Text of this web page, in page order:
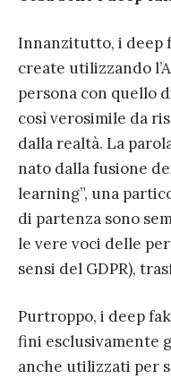
Innanzitutto, i deep
create utilizzando
persona con quello
così verosimile da
dalla realtà. La
nato dalla fusione
learning”, una
di partenza sono
le vere voci delle
sensi del GDPR),
Purtroppo, i deep
fini esclusivamente
anche utilizzati per